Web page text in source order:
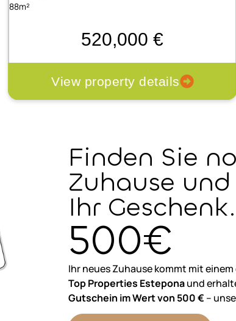
88m²
520,000 €
View property details
Finden Sie
Zuhause
Ihr Geschenk.
500€
Ihr neues Zuhause kommt mit
Top Properties Esteponaund
Gutschein im Wert von 500 € –